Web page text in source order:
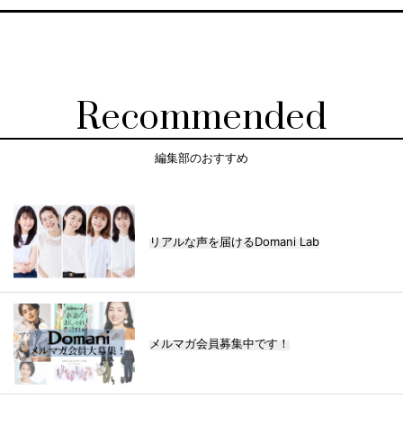
Recommended
編集部のおすすめ
リアルな声を届けるDomani Lab
メルマガ会員募集中です！